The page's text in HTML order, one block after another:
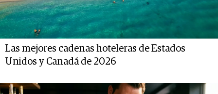
Las mejores cadenas hoteleras de Estados
Unidos y Canadá de 2026